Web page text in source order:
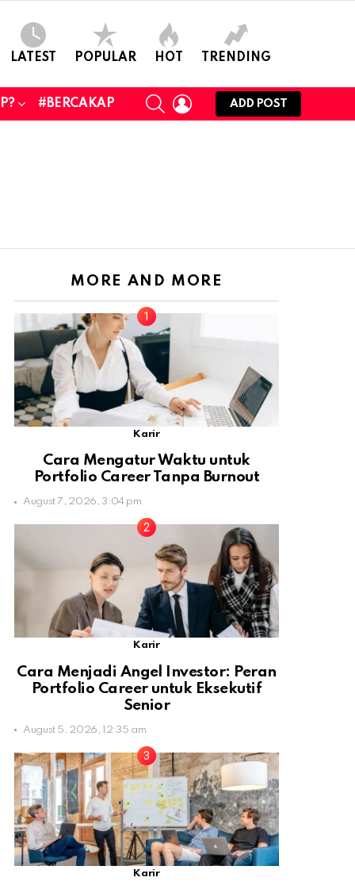
LATEST POPULAR HOT TRENDING
#BERCAKAP
SEARCHLOGIN
ADD POST
MORE AND MORE
Karir
Cara Mengatur Waktu untuk
Portfolio Career Tanpa Burnout
August 7, 2026, 3:04 pm
Karir
Cara Menjadi Angel Investor: Peran
Portfolio Career untuk Eksekutif
Senior
August 5, 2026, 12:35 am
Karir